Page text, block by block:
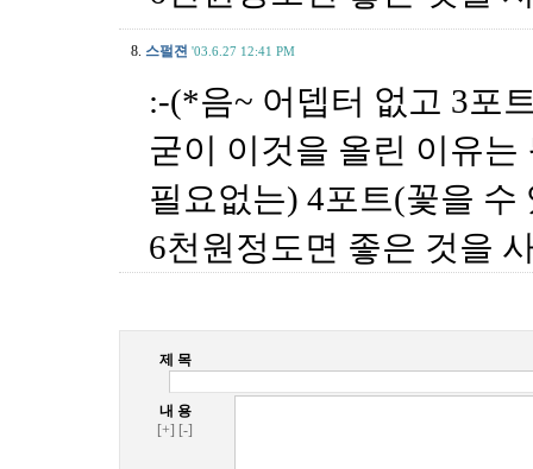
8. 스펄젼 '03.6.27 12:41 PM
:-(*음~ 어뎁터 없고 3포
굳이 이것을 올린 이유
필요없는) 4포트(꽃을 수
6천원정도면 좋은 것을
제 목
내 용
[+] [-]